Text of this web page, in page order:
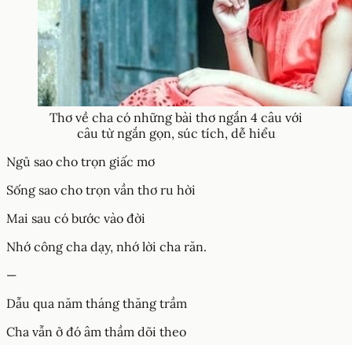
Thơ về cha có những bài thơ ngắn 4 câu với
câu từ ngắn gọn, súc tích, dễ hiểu
Ngủ sao cho trọn giấc mơ
Sống sao cho trọn vần thơ ru hời
Mai sau có bước vào đời
Nhớ công cha dạy, nhớ lời cha răn.
—
Dẫu qua năm tháng thăng trầm
Cha vẫn ở đó âm thầm dõi theo